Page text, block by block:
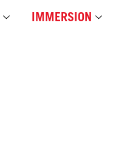
IMMERSION